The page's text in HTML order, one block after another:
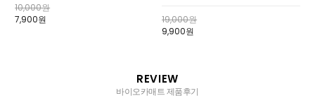
10,000원
7,900원
19,000원
9,900원
REVIEW
바이오카매트 제품후기